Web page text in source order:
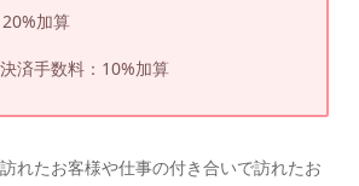
加算
済手数料：10%加算
れたお客様や仕事の付き合いで訪れたお